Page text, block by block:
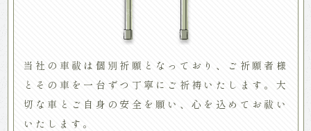
当社の車祓は個別祈願となっており、ご祈願者様
とその車を一台ずつ丁寧にご祈祷いたします。大
切な車とご自身の安全を願い、心を込めてお祓い
いたします。